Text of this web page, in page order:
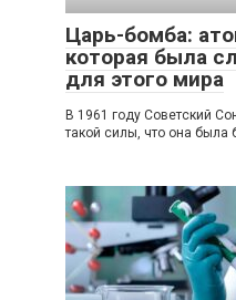
Царь-бомба:
которая была
для этого мира
В 1961 году Советский
такой силы, что она была